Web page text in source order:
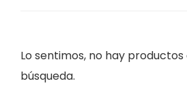
Lo sentimos, no hay
búsqueda.